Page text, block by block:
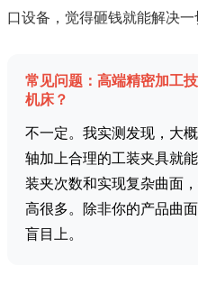
口设备，觉得砸钱就能解决一
常见问题：高端精密加工
机床？
不一定。我实测发现，大
轴加上合理的工装夹具就
装夹次数和实现复杂曲面
高很多。除非你的产品曲
盲目上。